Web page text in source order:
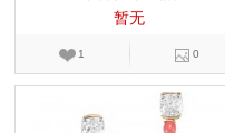
暂无
1 0